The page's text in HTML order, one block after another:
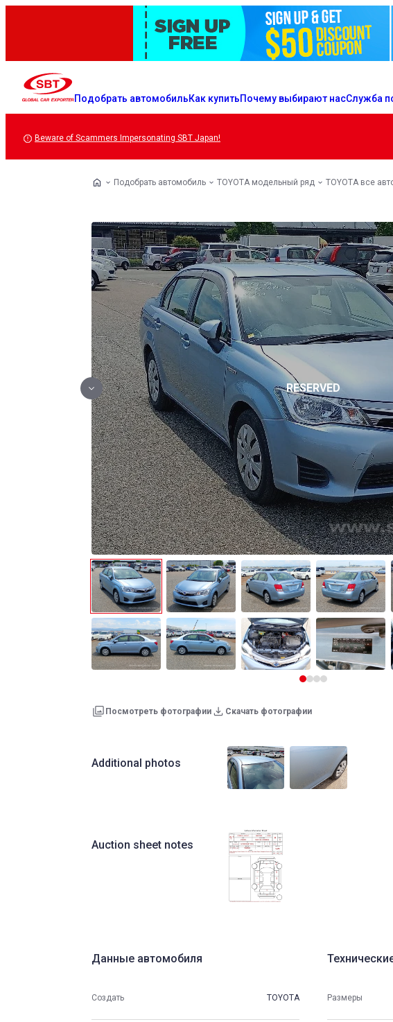
Подобрать автомобильКак купитьПочему выбирают насСлужба
Beware of Scammers Impersonating SBT Japan!
Подобрать автомобиль TOYOTA модельный ряд TOYOTA все
Посмотреть фотографии Скачать фотографии
Additional photos
Auction sheet notes
Данные автомобиля
Создать TOYOTA Размеры